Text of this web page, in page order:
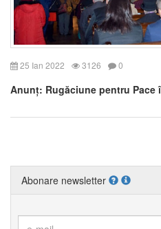
25 Ian 2022 3126 0
Anunț: Rugăciune pentru Pace
Abonare newsletter